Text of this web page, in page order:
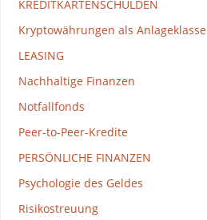
KREDITKARTENSCHULDEN
Kryptowährungen als Anlageklasse
LEASING
Nachhaltige Finanzen
Notfallfonds
Peer-to-Peer-Kredite
PERSÖNLICHE FINANZEN
Psychologie des Geldes
Risikostreuung